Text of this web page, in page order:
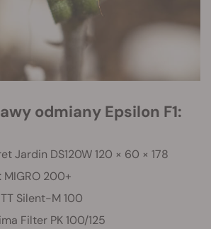
Jardin DS120W 120 × 60 × 178
: MIGRO 200+
TT Silent-M 100
Filter PK 100/125